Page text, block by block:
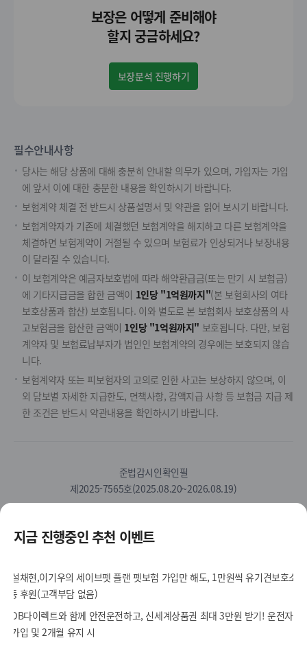
보장은 어떻게 준비해야
할지 궁금하세요?
보장분석 진행하기
필수안내사항
당사는 해당 상품에 대해 충분히 안내할 의무가 있으며, 가입자는 가입
에 앞서 이에 대한 충분한 내용을 확인하시기 바랍니다.
보험계약 체결 전 반드시 상품설명서 및 약관을 읽어 보시기 바랍니다.
보험계약자가 기존에 체결했던 보험계약을 해지하고 다른 보험계약을
체결하면 보험계약이 거절될 수 있으며 보험료가 인상되거나 보장내용
이 달라질 수 있습니다.
이 보험계약은 예금자보호법에 따라 해약환급금(또는 만기 시 보험금)
에 기타지급금을 합한 금액이 1인당 "1억원까지"(본 보험회사의 여타
보호상품과 합산) 보호됩니다. 이와 별도로 본 보험회사 보호상품의 사
고보험금을 합산한 금액이 1인당 "1억원까지" 보호됩니다. 다만, 보험
계약자 및 보험료납부자가 법인인 보험계약의 경우에는 보호되지 않습
니다.
보험계약자 또는 피보험자의 고의로 인한 사고는 보상하지 않으며, 이
외 담보별 자세한 지급한도, 면책사항, 감액지급 사항 등 보험금 지급 제
한 조건은 반드시 약관내용을 확인하시기 바랍니다.
준법감시인확인필
제2025-7565호(2025.08.20~2026.08.19)
N
안
내
카
카
채
유
튜
이
북
그
인터넷
지금 진행중인 추천 이벤트